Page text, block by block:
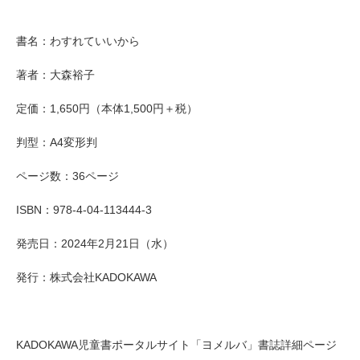
書名：わすれていいから
著者：大森裕子
定価：1,650円（本体1,500円＋税）
判型：A4変形判
ページ数：36ページ
ISBN：978-4-04-113444-3
発売日：2024年2月21日（水）
発行：株式会社KADOKAWA
KADOKAWA児童書ポータルサイト「ヨメルバ」書誌詳細ページ